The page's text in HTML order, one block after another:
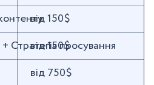
від 150$
​​Стратегія просування
від 150$
від 750$